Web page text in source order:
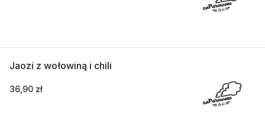
Jaozi z wołowiną i chili
36,90 zł